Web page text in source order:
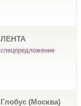
ЛЕНТА
спецпредложение
Глобус (Москва)